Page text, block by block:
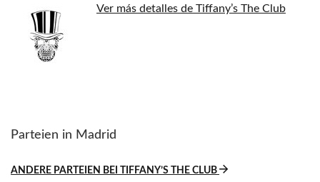
Ver más detalles de Tiffany’s The Club
Parteien in Madrid
ANDERE PARTEIEN BEI TIFFANY’S THE CLUB